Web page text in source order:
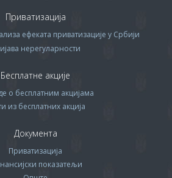
Приватизација
ефеката приватизације у Србији
нерегуларности
Бесплатне акције
о бесплатним акцијама
из бесплатних акција
Документа
Приватизација
показатељи